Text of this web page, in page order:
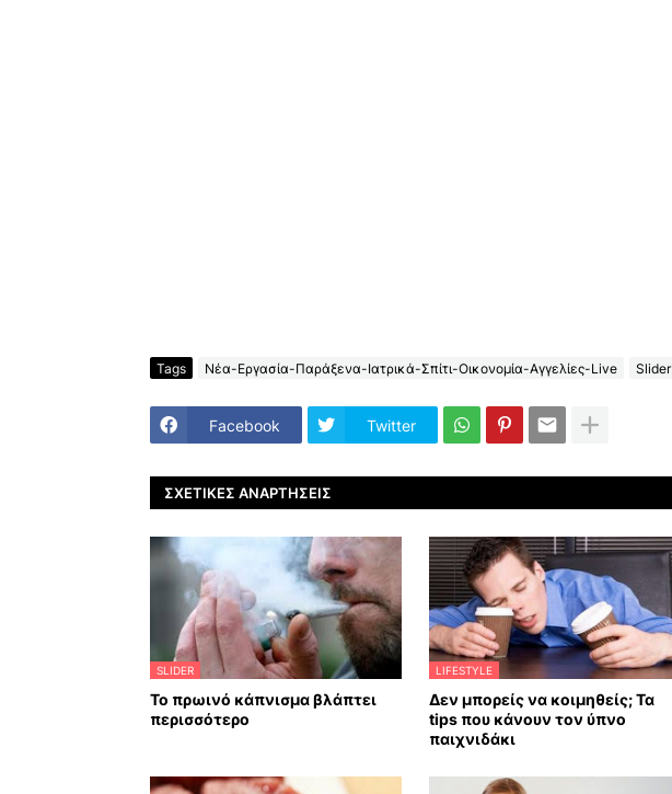
Tags Νέα-Εργασία-Παράξενα-Ιατρικά-Σπίτι-Οικονομία-Αγγελίες-Live Slider
Facebook Twitter
ΣΧΕΤΙΚΈΣ ΑΝΑΡΤΉΣΕΙΣ
SLIDER
Το πρωινό κάπνισμα βλάπτει
περισσότερο
LIFESTYLE
Δεν μπορείς να κοιμηθείς; Τα
tips που κάνουν τον ύπνο
παιχνιδάκι